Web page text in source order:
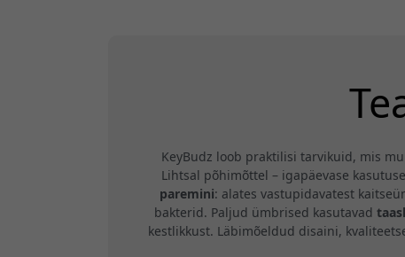
KeyBudz loob praktilisi tarvikuid, mis
Lihtsal põhimõttel – igapäevase
paremini: alates vastupidavatest
bakterid. Paljud ümbrised kasutavad
kestlikkust. Läbimõeldud disaini,